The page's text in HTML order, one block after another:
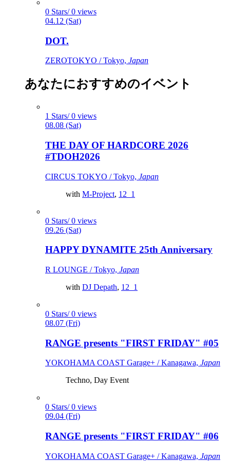
0 Stars/ 0 views
04.12 (Sat)
DOT.
ZEROTOKYO / Tokyo, Japan
あなたにおすすめのイベント
1 Stars/ 0 views
08.08 (Sat)
THE DAY OF HARDCORE 2026
#TDOH2026
CIRCUS TOKYO / Tokyo, Japan
with M-Project, 12_1
0 Stars/ 0 views
09.26 (Sat)
HAPPY DYNAMITE 25th Anniversary
R LOUNGE / Tokyo, Japan
with DJ Depath, 12_1
0 Stars/ 0 views
08.07 (Fri)
RANGE presents "FIRST FRIDAY" #05
YOKOHAMA COAST Garage+ / Kanagawa, Japan
Techno, Day Event
0 Stars/ 0 views
09.04 (Fri)
RANGE presents "FIRST FRIDAY" #06
YOKOHAMA COAST Garage+ / Kanagawa, Japan